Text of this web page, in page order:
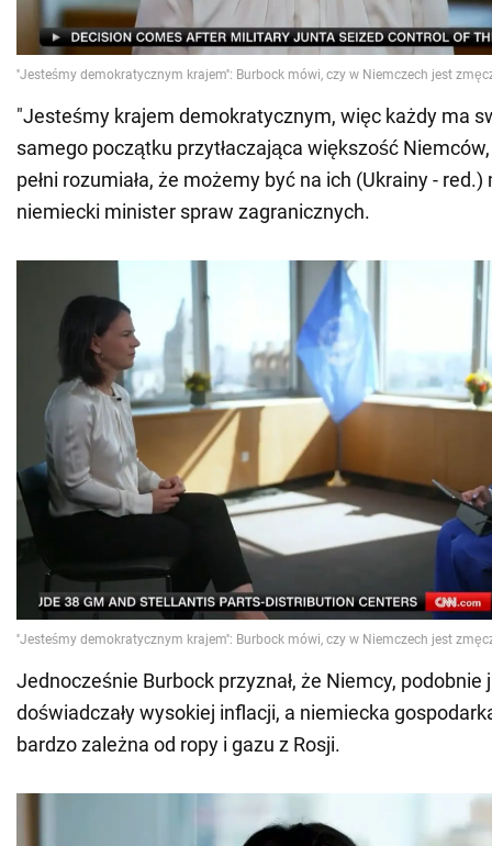
"Jesteśmy krajem demokratycznym, więc każdy ma
samego początku przytłaczająca większość
pełni rozumiała, że możemy być na ich (Ukrainy - red.)
niemiecki minister spraw zagranicznych.
Jednocześnie Burbock przyznał, że Niemcy,
doświadczały wysokiej inflacji, a niemiecka
bardzo zależna od ropy i gazu z Rosji.